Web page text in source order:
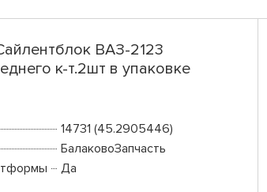
ВАЗ-2123
к-т.2шт в упаковке
14731 (45.2905446)
БалаковоЗапчасть
Да